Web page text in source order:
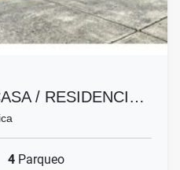
/ RESIDENCI…
4 Parqueo